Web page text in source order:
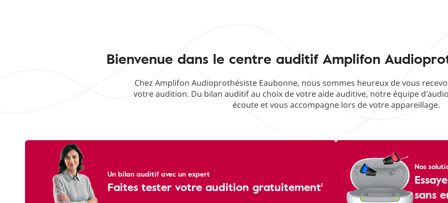
Bienvenue dans le centre auditif Amplifon
Chez Amplifon Audioprothésiste Eaubonne, nous sommes heureux de vous
votre audition. Du bilan auditif au choix de votre aide auditive, notre équipe
écoute et vous accompagne lors de votre appareillage.
Un bilan auditif avec un expert
Faites tester votre audition gratuitement¹
Nos
sans